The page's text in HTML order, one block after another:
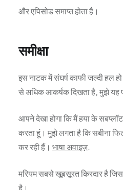
और एपिसोड समाप्त होता है।
समीक्षा
इस नाटक में संघर्ष काफी जल्दी हल
से अधिक आकर्षक दिखता है, मुझे यह
आपने देखा होगा कि मैं हया के सबप्लॉट
करता हूं। मुझे लगता है कि सबीना
कर रही हैं। भाषा अवाइज़.
मरियम सबसे खूबसूरत किरदार है जिस